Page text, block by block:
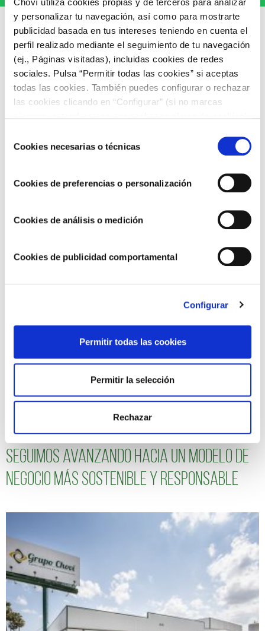
y personalizar tu navegación, así como para mostrarte
publicidad basada en tus intereses teniendo en cuenta el
perfil realizado mediante el seguimiento de tu navegación
(ej., Páginas visitadas), incluidas cookies de redes
sociales. Pulsa “Permitir todas las cookies” si aceptas
todas las cookies. También puedes configurar o rechazar
las cookies clicando en “Configurar” (si no marcas
COOKIES.
deCookies necesarias o técnicas
Cookies de preferencias o personalización
Cookies de análisis o medición
Cookies de publicidad comportamental
Configurar
Permitir todas las cookies
Permitir la selección
Rechazar
ARTÍCULOS RELACIONADOS
Seguimos avanzando hacia un modelo de
Seguimos avanzando hacia un modelo de
negocio más sostenible y responsable